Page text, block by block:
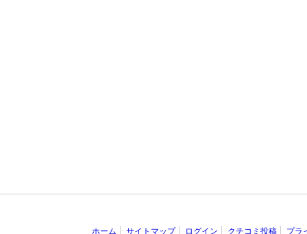
ホーム サイトマップ ログイン クチコミ投稿 プラ